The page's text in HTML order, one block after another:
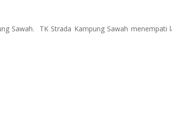
Sawah. TK Strada Kampung Sawah